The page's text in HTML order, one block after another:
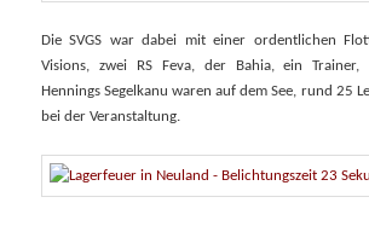
Die SVGS war dabei mit einer ordentlichen
Visions, zwei RS Feva, der Bahia, ein Trainer,
Hennings Segelkanu waren auf dem See, rund 25
bei der Veranstaltung.